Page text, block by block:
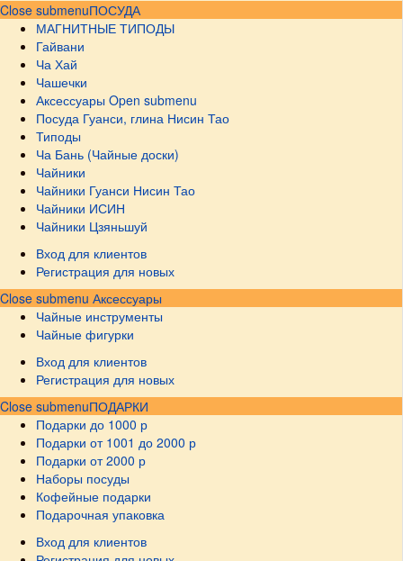
Close submenuПОСУДА
МАГНИТНЫЕ ТИПОДЫ
Гайвани
Ча Хай
Чашечки
Аксессуары Open submenu
Посуда Гуанси, глина Нисин Тао
Типоды
Ча Бань (Чайные доски)
Чайники
Чайники Гуанси Нисин Тао
Чайники ИСИН
Чайники Цзяньшуй
Вход для клиентов
Регистрация для новых
Close submenu Аксессуары
Чайные инструменты
Чайные фигурки
Вход для клиентов
Регистрация для новых
Close submenuПОДАРКИ
Подарки до 1000 р
Подарки от 1001 до 2000 р
Подарки от 2000 р
Наборы посуды
Кофейные подарки
Подарочная упаковка
Вход для клиентов